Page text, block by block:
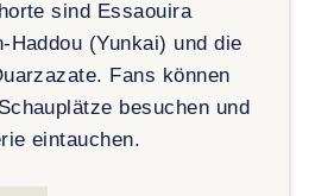
sind Essaouira
Haddou (Yunkai) und die
Fans können
besuchen und
eintauchen.